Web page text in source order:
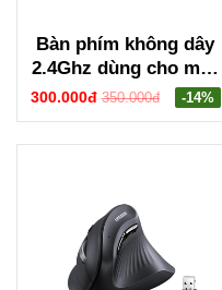
Bàn phím không dây
2.4Ghz dùng cho máy
tính + laptop màu đen
Ugreen 85050 K331
300.000đ 350.000đ -14%